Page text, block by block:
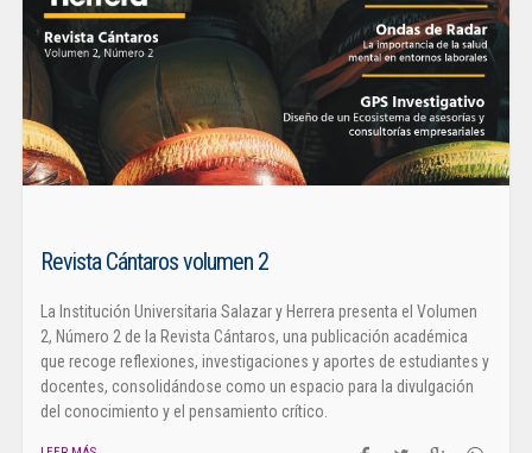
Revista Cántaros volumen 2
La Institución Universitaria Salazar y Herrera presenta el Volumen
2, Número 2 de la Revista Cántaros, una publicación académica
que recoge reflexiones, investigaciones y aportes de estudiantes y
docentes, consolidándose como un espacio para la divulgación
del conocimiento y el pensamiento crítico.